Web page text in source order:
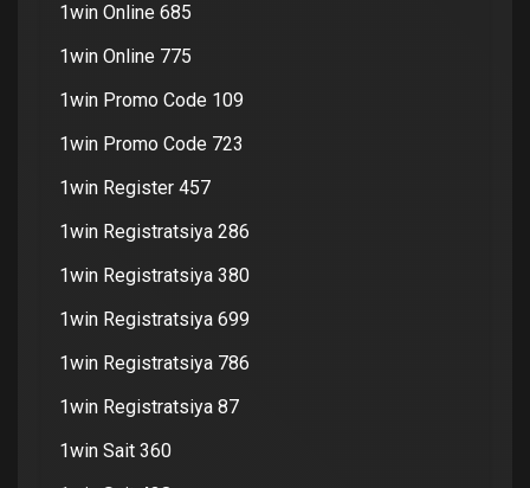
1win Online 685
1win Online 775
1win Promo Code 109
1win Promo Code 723
1win Register 457
1win Registratsiya 286
1win Registratsiya 380
1win Registratsiya 699
1win Registratsiya 786
1win Registratsiya 87
1win Sait 360